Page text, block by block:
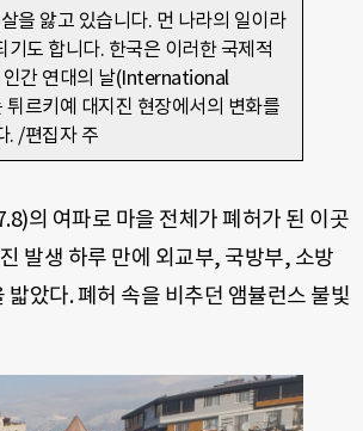
을 앓고 있습니다. 먼 나라의 일이라
도 합니다. 한국은 이러한 국제적
인간 연대의 날(International
르키예 대지진 현장에서의 변화를
. /편집자 주
의 여파로 마을 전체가 폐허가 된 이곳
발생 하루 만에 외교부, 국방부, 소방
았다. 폐허 속을 비추던 앰뷸런스 불빛